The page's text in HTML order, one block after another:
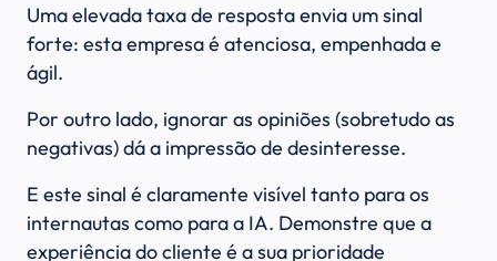
Uma elevada taxa de resposta envia um sinal
forte: esta empresa é atenciosa, empenhada e
ágil.
Por outro lado, ignorar as opiniões (sobretudo as
negativas) dá a impressão de desinteresse.
E este sinal é claramente visível tanto para os
internautas como para a IA. Demonstre que a
experiência do cliente é a sua prioridade